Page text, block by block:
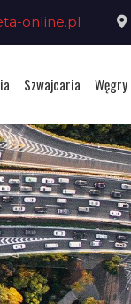
online.pl
Szwajcaria Węgry